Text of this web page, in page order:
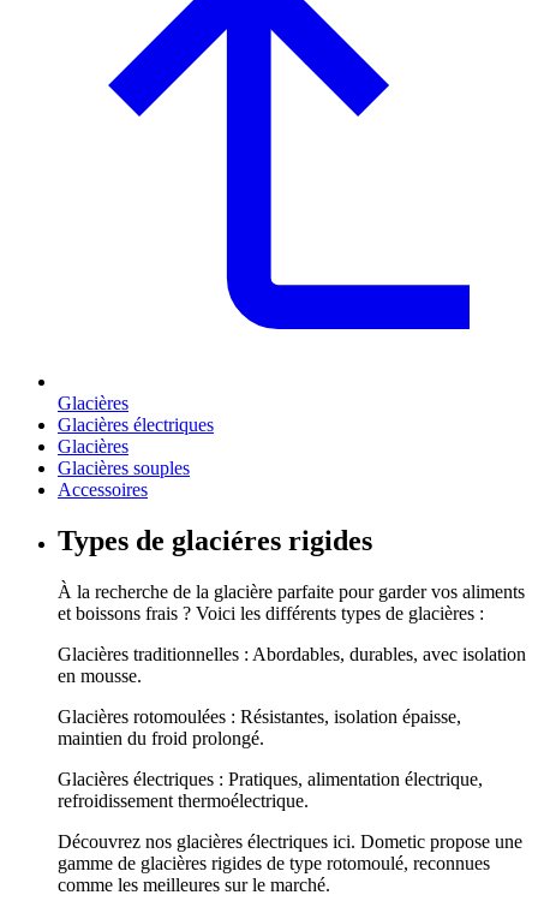
Glacières
Glacières électriques
Glacières
Glacières souples
Accessoires
Types de glaciéres rigides
À la recherche de la glacière parfaite pour garder vos aliments
et boissons frais ? Voici les différents types de glacières :
Glacières traditionnelles : Abordables, durables, avec isolation
en mousse.
Glacières rotomoulées : Résistantes, isolation épaisse,
maintien du froid prolongé.
Glacières électriques : Pratiques, alimentation électrique,
refroidissement thermoélectrique.
Découvrez nos glacières électriques ici. Dometic propose une
gamme de glacières rigides de type rotomoulé, reconnues
comme les meilleures sur le marché.